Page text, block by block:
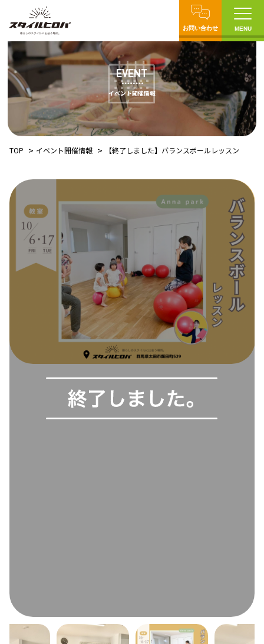
お問い合わせ MENU
EVENT
イベント開催情報
TOP イベント開催情報 【終了しました】バランスボールレッスン